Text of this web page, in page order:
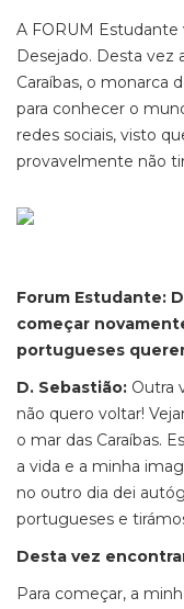
A FORUM Estudante
Desejado. Desta vez
Caraíbas, o monarca
para conhecer o
redes sociais, visto
provavelmente não
Forum Estudante:
começar
portugueses
D. Sebastião: Outra
não quero voltar!
o mar das Caraíbas.
a vida e a minha
no outro dia dei
portugueses e
Desta vez
Para começar, a